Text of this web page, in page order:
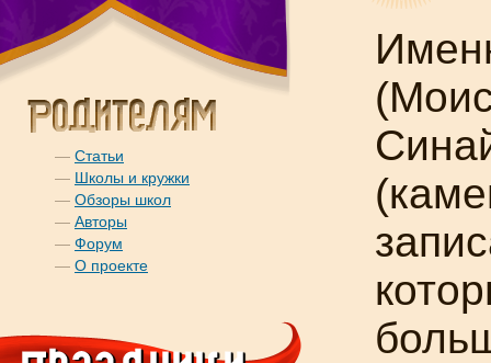
— Статьи
— Школы и кружки
— Обзоры школ
— Авторы
— Форум
— О проекте